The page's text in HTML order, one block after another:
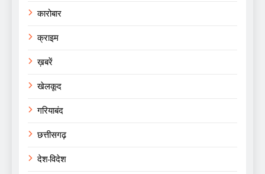
कारोबार
क्राइम
ख़बरें
खेलकूद
गरियाबंद
छत्तीसगढ़
देश-विदेश